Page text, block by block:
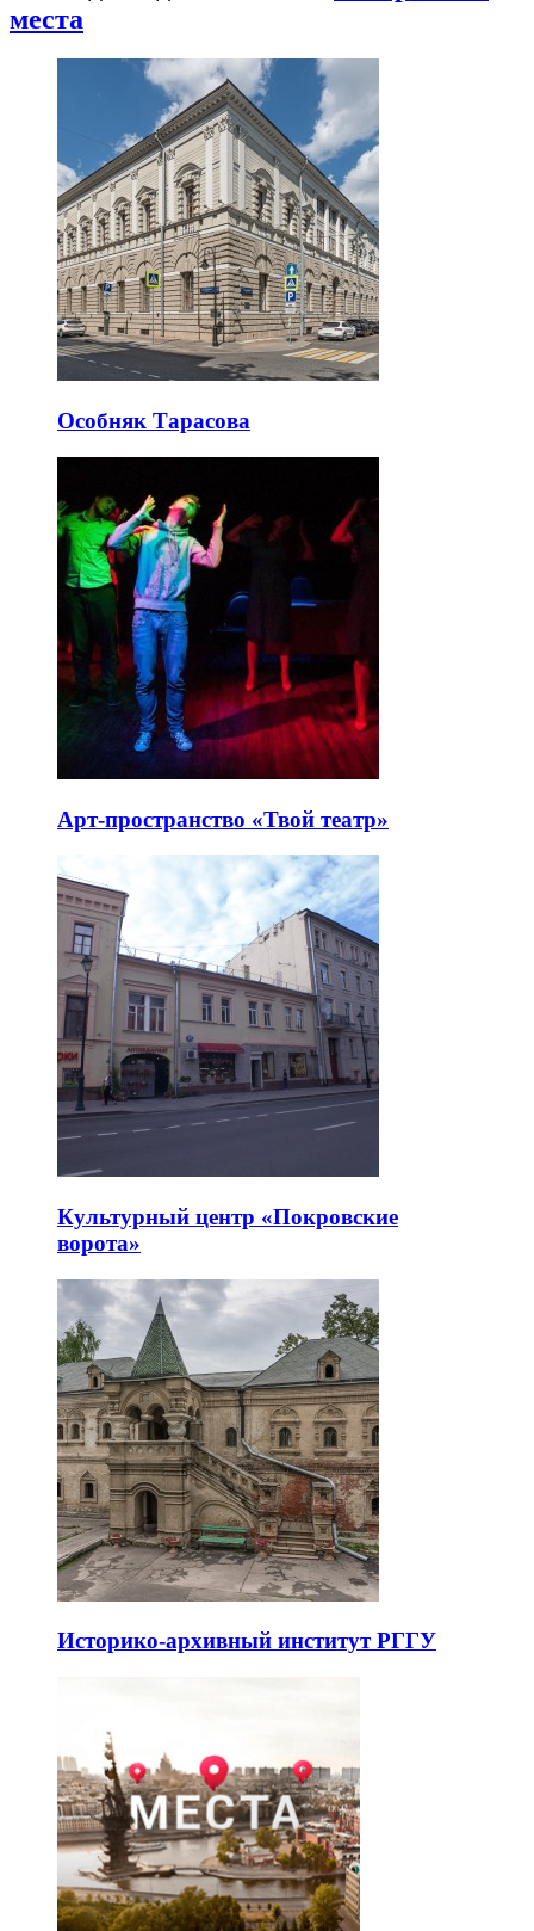
места
Особняк Тарасова
Арт-пространство «Твой театр»
Культурный центр «Покровские
ворота»
Историко-архивный институт РГГУ